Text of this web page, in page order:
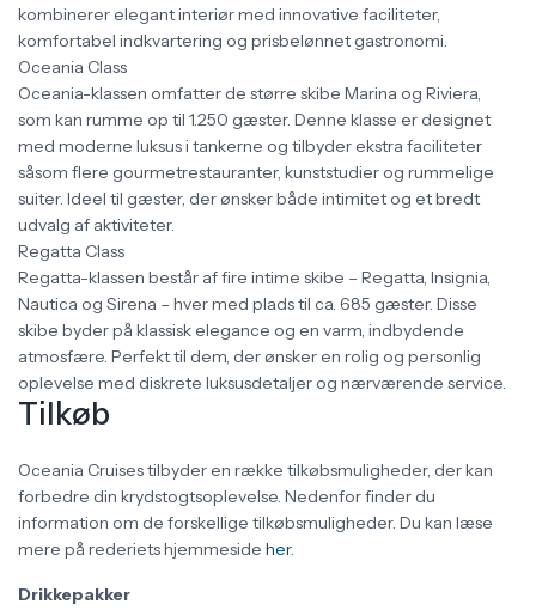
kombinerer elegant interiør med innovative faciliteter,
komfortabel indkvartering og prisbelønnet gastronomi.
Oceania Class
Oceania-klassen omfatter de større skibe Marina og Riviera,
som kan rumme op til 1.250 gæster. Denne klasse er designet
med moderne luksus i tankerne og tilbyder ekstra faciliteter
såsom flere gourmetrestauranter, kunststudier og rummelige
suiter. Ideel til gæster, der ønsker både intimitet og et bredt
udvalg af aktiviteter.
Regatta Class
Regatta-klassen består af fire intime skibe – Regatta, Insignia,
Nautica og Sirena – hver med plads til ca. 685 gæster. Disse
skibe byder på klassisk elegance og en varm, indbydende
atmosfære. Perfekt til dem, der ønsker en rolig og personlig
oplevelse med diskrete luksusdetaljer og nærværende service.
Tilkøb
Oceania Cruises tilbyder en række tilkøbsmuligheder, der kan
forbedre din krydstogtsoplevelse. Nedenfor finder du
information om de forskellige tilkøbsmuligheder. Du kan læse
mere på rederiets hjemmeside her.
Drikkepakker